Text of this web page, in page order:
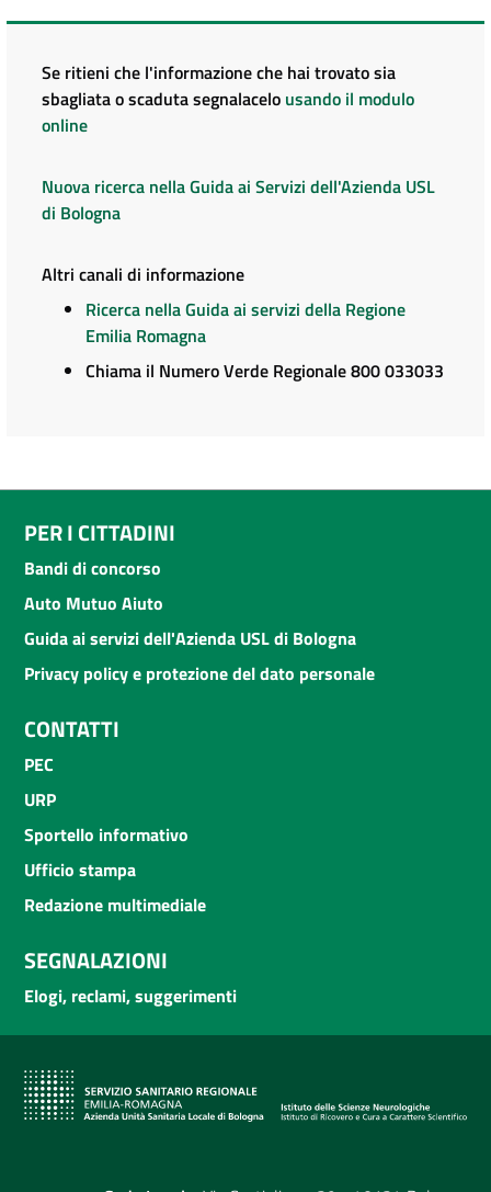
Se ritieni che l'informazione che hai trovato sia
sbagliata o scaduta segnalacelo usando il modulo
online
Nuova ricerca nella Guida ai Servizi dell'Azienda USL
di Bologna
Altri canali di informazione
Ricerca nella Guida ai servizi della Regione
Emilia Romagna
Chiama il Numero Verde Regionale 800 033033
PER I CITTADINI
Bandi di concorso
Auto Mutuo Aiuto
Guida ai servizi dell'Azienda USL di Bologna
Privacy policy e protezione del dato personale
CONTATTI
PEC
URP
Sportello informativo
Ufficio stampa
Redazione multimediale
SEGNALAZIONI
Elogi, reclami, suggerimenti